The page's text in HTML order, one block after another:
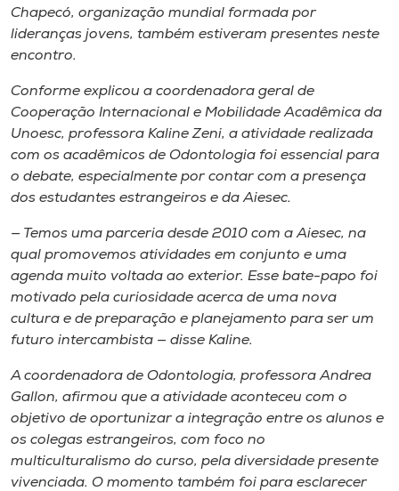
Chapecó, organização mundial formada por
lideranças jovens, também estiveram presentes neste
encontro.
Conforme explicou a coordenadora geral de
Cooperação Internacional e Mobilidade Acadêmica da
Unoesc, professora Kaline Zeni, a atividade realizada
com os acadêmicos de Odontologia foi essencial para
o debate, especialmente por contar com a presença
dos estudantes estrangeiros e da Aiesec.
— Temos uma parceria desde 2010 com a Aiesec, na
qual promovemos atividades em conjunto e uma
agenda muito voltada ao exterior. Esse bate-papo foi
motivado pela curiosidade acerca de uma nova
cultura e de preparação e planejamento para ser um
futuro intercambista — disse Kaline.
A coordenadora de Odontologia, professora Andrea
Gallon, afirmou que a atividade aconteceu com o
objetivo de oportunizar a integração entre os alunos e
os colegas estrangeiros, com foco no
multiculturalismo do curso, pela diversidade presente
vivenciada. O momento também foi para esclarecer